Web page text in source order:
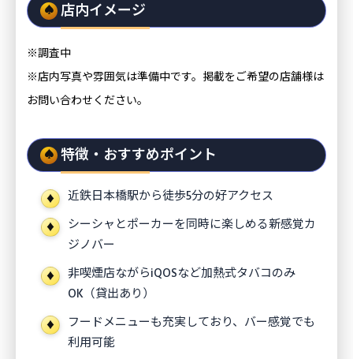
店内イメージ
※調査中
※店内写真や雰囲気は準備中です。掲載をご希望の店舗様は
お問い合わせください。
特徴・おすすめポイント
近鉄日本橋駅から徒歩5分の好アクセス
シーシャとポーカーを同時に楽しめる新感覚カ
ジノバー
非喫煙店ながらiQOSなど加熱式タバコのみ
OK（貸出あり）
フードメニューも充実しており、バー感覚でも
利用可能